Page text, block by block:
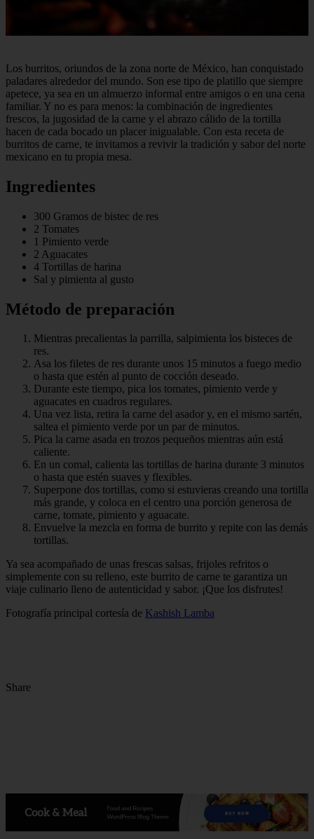
Los burritos, oriundos de la zona norte de México, han conquistado
paladares alrededor del mundo. Son ese tipo de platillo que siempre
apetece, ya sea en un almuerzo informal entre amigos o en una cena
familiar. Y no es para menos: la combinación de ingredientes
frescos, la jugosidad de la carne y el abrazo cálido de la tortilla
hacen de cada bocado un placer inigualable. Con esta receta de
burritos de carne, te invitamos a revivir la tradición y sabor del norte
mexicano en tu propia mesa.
Ingredientes
300 Gramos de bistec de res
2 Tomates
1 Pimiento verde
2 Aguacates
4 Tortillas de harina
Sal y pimienta al gusto
Método de preparación
Mientras precalientas la parrilla, salpimienta los bisteces de
res.
Asa los filetes de res durante unos 15 minutos a fuego medio
o hasta que estén al punto de cocción deseado.
Durante este tiempo, pica los tomates, pimiento verde y
aguacates en cuadros regulares.
Una vez lista, retira la carne del asador y, en el mismo sartén,
saltea el pimiento verde por un par de minutos.
Pica la carne asada en trozos pequeños mientras aún está
caliente.
En un comal, calienta las tortillas de harina durante 3 minutos
o hasta que estén suaves y flexibles.
Superpone dos tortillas, como si estuvieras creando una tortilla
más grande, y coloca en el centro una porción generosa de
carne, tomate, pimiento y aguacate.
Envuelve la mezcla en forma de burrito y repite con las demás
tortillas.
Ya sea acompañado de unas frescas salsas, frijoles refritos o
simplemente con su relleno, este burrito de carne te garantiza un
viaje culinario lleno de autenticidad y sabor. ¡Que los disfrutes!
Fotografía principal cortesía de Kashish Lamba
Share